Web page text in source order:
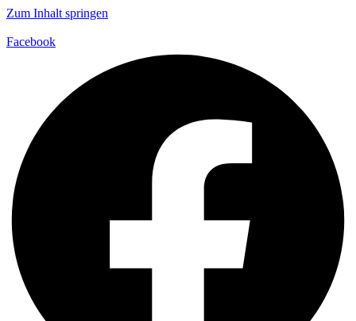
Zum Inhalt springen
Facebook